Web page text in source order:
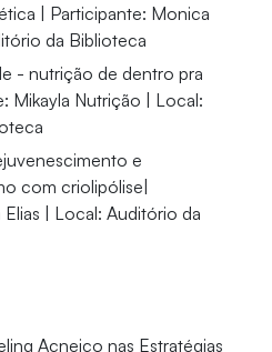
| Participante: Monica
da Biblioteca
- nutrição de dentro pra
Mikayla Nutrição | Local:
e
com criolipólise|
| Local: Auditório da
Acneico nas Estratégias